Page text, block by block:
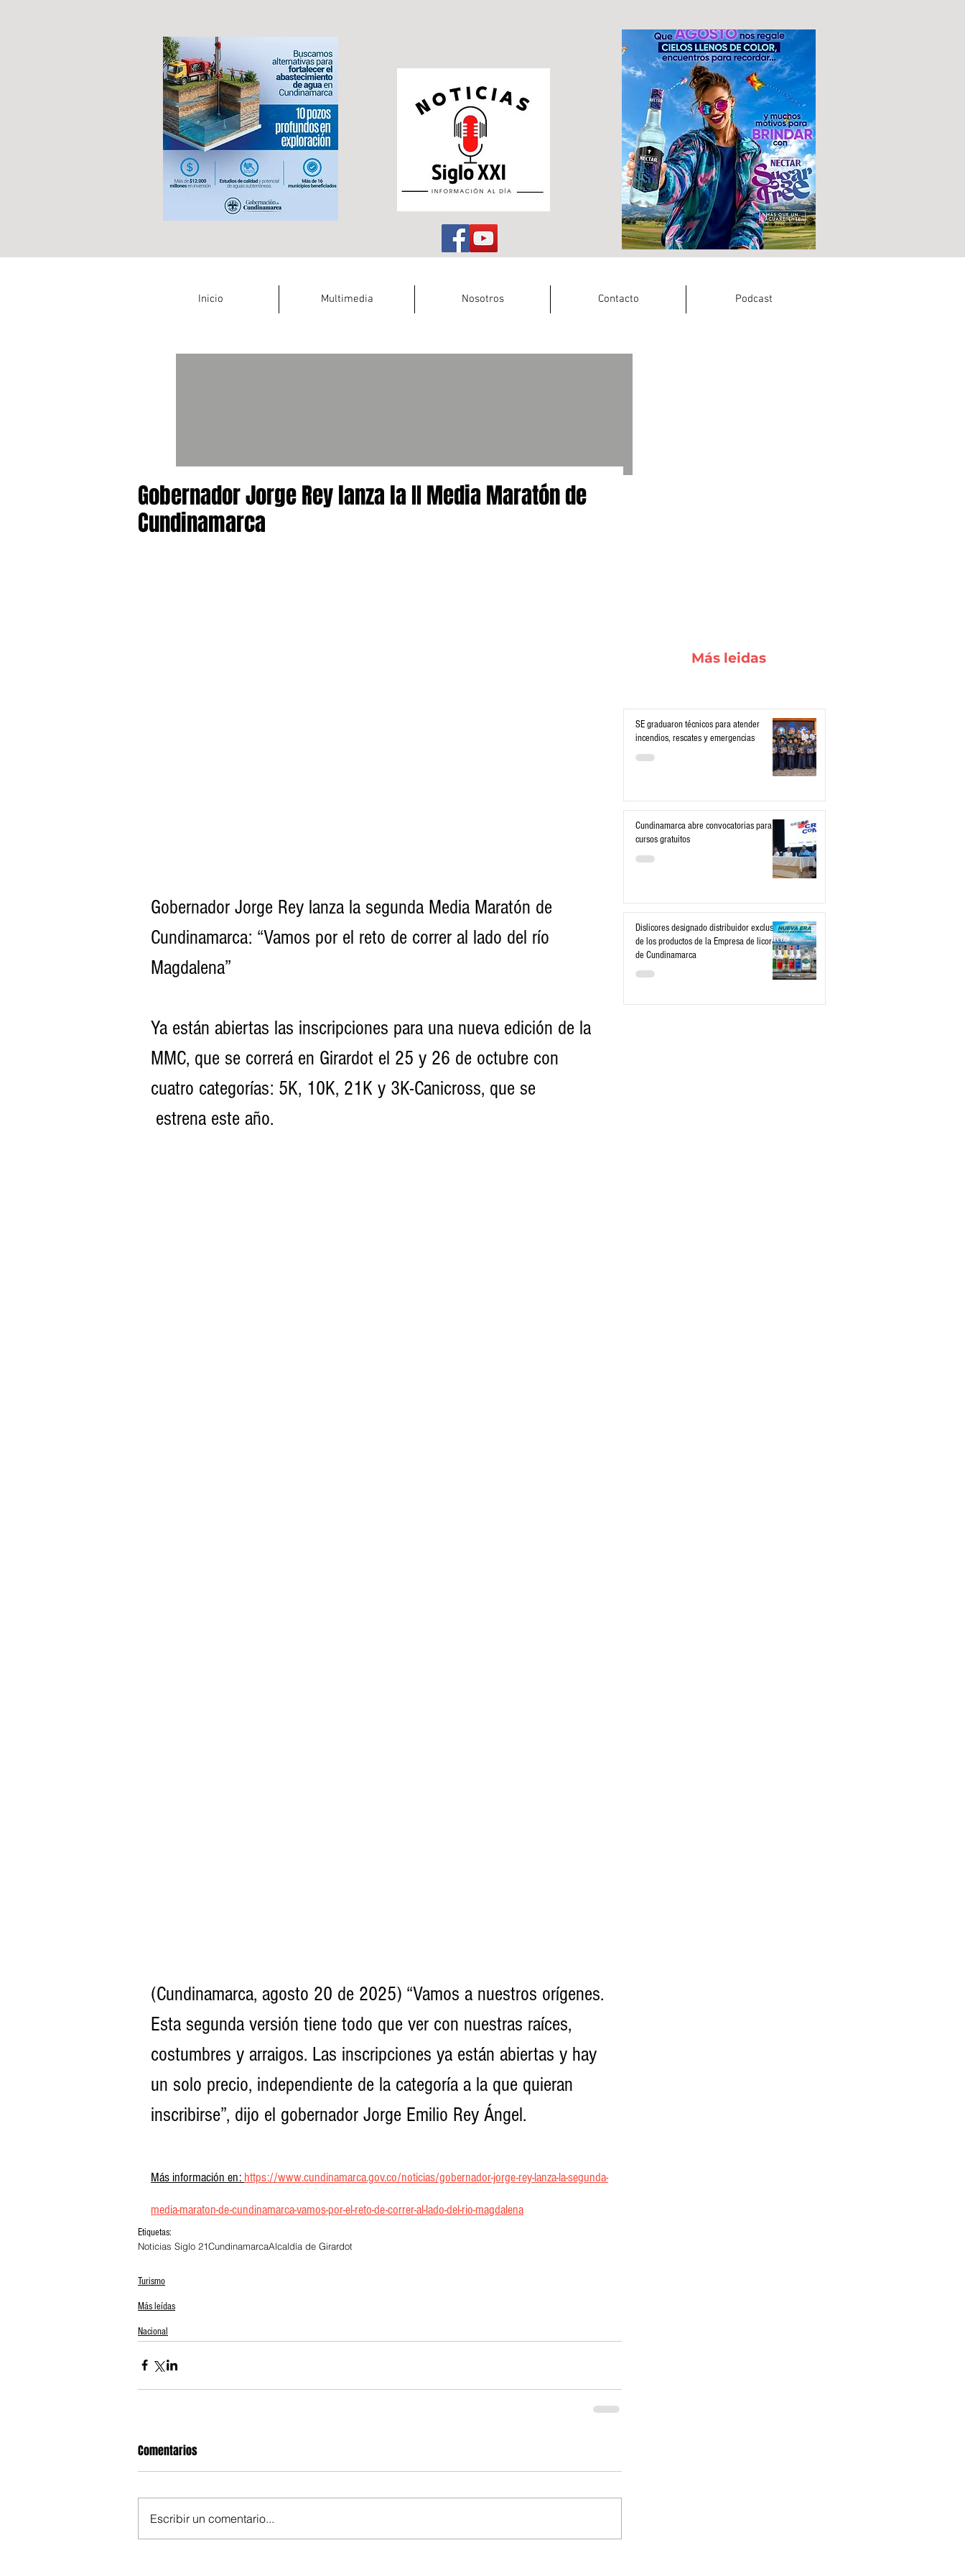
Inicio Multimedia Nosotros Contacto Podcast
Gobernador Jorge Rey lanza la II Media Maratón de
Cundinamarca
Gobernador Jorge Rey lanza la segunda Media Maratón de
Cundinamarca: “Vamos por el reto de correr al lado del río
Magdalena”
Ya están abiertas las inscripciones para una nueva edición de la
MMC, que se correrá en Girardot el 25 y 26 de octubre con
cuatro categorías: 5K, 10K, 21K y 3K-Canicross, que se
estrena este año.
(Cundinamarca, agosto 20 de 2025) “Vamos a nuestros orígenes.
Esta segunda versión tiene todo que ver con nuestras raíces,
costumbres y arraigos. Las inscripciones ya están abiertas y hay
un solo precio, independiente de la categoría a la que quieran
inscribirse”, dijo el gobernador Jorge Emilio Rey Ángel.
Más información en: https://www.cundinamarca.gov.co/noticias/gobernador-jorge-rey-lanza-la-segunda-
media-maraton-de-cundinamarca-vamos-por-el-reto-de-correr-al-lado-del-rio-magdalena
Etiquetas:
Noticias Siglo 21CundinamarcaAlcaldía de Girardot
Turismo
Más leídas
Nacional
Comentarios
Escribir un comentario...
Más leidas
SE graduaron técnicos para atender
incendios, rescates y emergencias
Cundinamarca abre convocatorias para
cursos gratuitos
Dislicores designado distribuidor exclusivo
de los productos de la Empresa de licores
de Cundinamarca